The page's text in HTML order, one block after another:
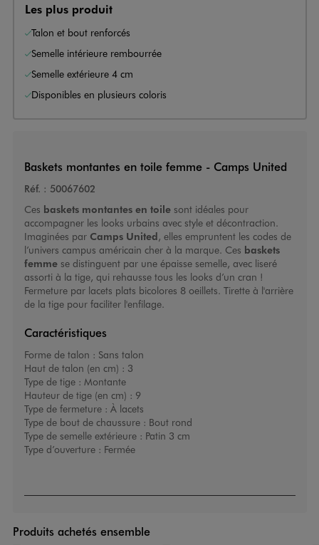
Les plus produit
Talon et bout renforcés
Semelle intérieure rembourrée
Semelle extérieure 4 cm
Disponibles en plusieurs coloris
Baskets montantes en toile femme - Camps United
Réf. : 50067602
Ces baskets montantes en toilesont idéales pour
accompagner les looks urbains avec style et décontraction.
Imaginées par Camps United, elles empruntent les codes de
l’univers campus américain cher à la marque. Ces baskets
femmese distinguent par une épaisse semelle, avec liseré
assorti à la tige, qui rehausse tous les looks d’un cran !
Fermeture par lacets plats bicolores 8 oeillets. Tirette à l'arrière
de la tige pour faciliter l'enfilage.
Caractéristiques
Forme de talon : Sans talon
Haut de talon (en cm) : 3
Type de tige : Montante
Hauteur de tige (en cm) : 9
Type de fermeture : À lacets
Type de bout de chaussure : Bout rond
Type de semelle extérieure : Patin 3 cm
Type d’ouverture : Fermée
Produits achetés ensemble